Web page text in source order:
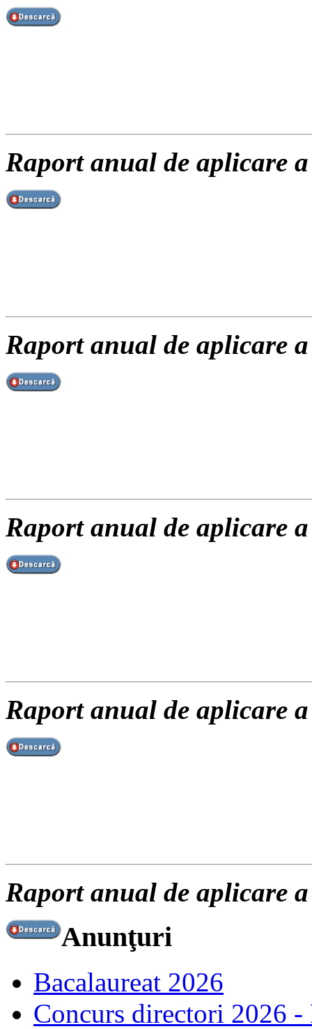
Raport anual de aplicare
Raport anual de aplicare
Raport anual de aplicare
Raport anual de aplicare
Raport anual de aplicare
Anunţuri
Bacalaureat 2026
Concurs directori 2026 -